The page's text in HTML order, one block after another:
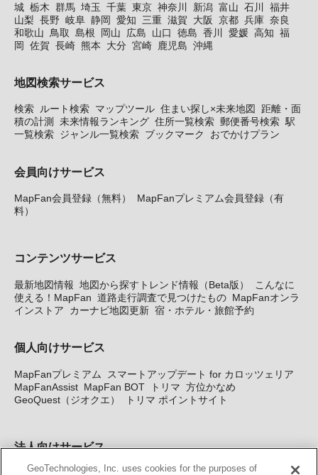
城 栃木 群馬 埼玉 千葉 東京 神奈川 新潟 富山 石川
福井
山梨 長野 岐阜 静岡 愛知 三重 滋賀 大阪 京都 兵庫 奈良
和歌山
鳥取 島根 岡山 広島 山口 徳島 香川 愛媛 高知 福
岡 佐賀 長崎 熊本 大分 宮崎 鹿児島 沖縄
地図検索サービス
検索 ルート検索 マップツール 住まい探し×未来地図
距離・面
積の計測
未来情報ランキング 住所一覧検索 郵便番号検索 駅
一覧検索 ジャンル一覧検索 ブックマーク おでかけプラン
会員向けサービス
MapFan会員登録（無料）
MapFanプレミアム会員登録（有
料）
コンテンツサービス
最新地図情報 地図から探すトレンド情報（Beta版）
こんなに
使える！MapFan 道路走行調査で見つけたもの MapFanオンラ
インストア
カーナビ地図更新 宿・ホテル・旅館予約
個人向けサービス
MapFanプレミアム
スマートアップデート for カロッツェリア
MapFanAssist MapFan BOT トリマ 方位かなめ
GeoQuest（ジオクエ）
トリマ ポイントサイト
法人向けサービス
GeoTechnologies, Inc. uses cookies for the purposes of